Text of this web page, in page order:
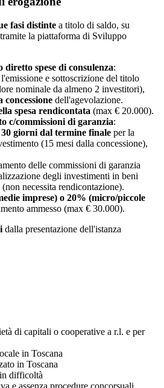
fasi distinte a titolo di saldo, su
la piattaforma di Sviluppo
spese di consulenza:
e sottoscrizione del titolo
nominale da almeno 2 investitori),
concessione dell'agevolazione.
spesa rendicontata (max € 20.000).
c/commissioni di garanzia:
30 giorni dal termine finale per la
(15 mesi dalla concessione),
delle commissioni di garanzia
degli investimenti in beni
necessita rendicontazione).
imprese) o 20% (micro/piccole
ammesso (max € 30.000).
dalla presentazione dell'istanza
di capitali o cooperative a r.l. e per
in Toscana
in Toscana
difficoltà
e assenza procedure concorsuali